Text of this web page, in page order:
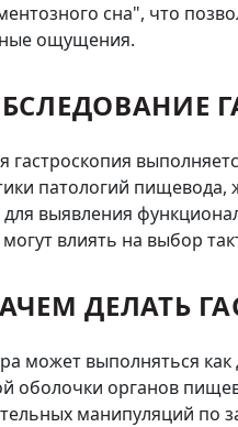
сна", что
ощущения.
гастроскопия
патологий пищевода,
выявления
влиять на выбор
ДЕЛАТЬ
может выполняться как
оболочки органов
манипуляций по